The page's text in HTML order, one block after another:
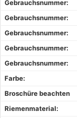
Gebrauchsnummer:
Gebrauchsnummer:
Gebrauchsnummer:
Gebrauchsnummer:
Gebrauchsnummer:
Farbe:
Broschüre beachten
Riemenmaterial: